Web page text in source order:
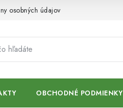
osobných údajov
OBCHODNÉ PODMIENKY